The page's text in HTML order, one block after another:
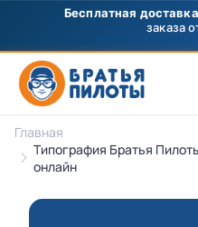
Главная
Типография Братья
онлайн